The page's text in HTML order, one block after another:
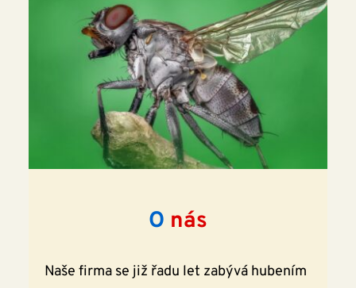
O nás
Naše firma se již řadu let zabývá hubením